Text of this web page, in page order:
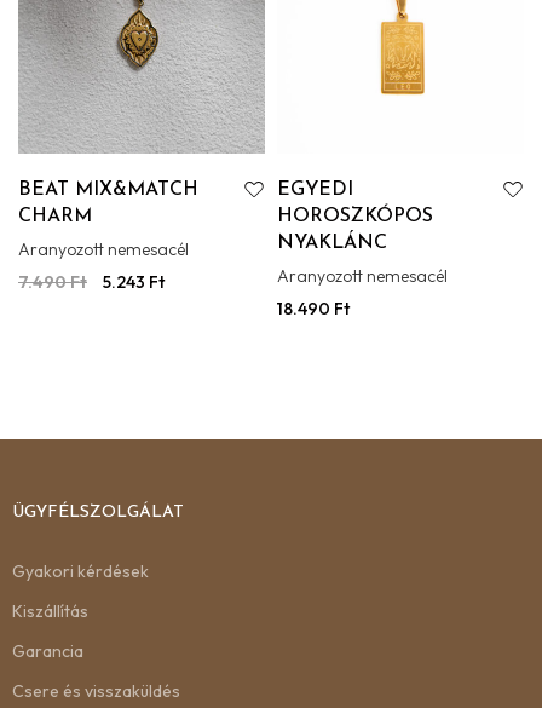
BEAT MIX&MATCH
CHARM
Aranyozott nemesacél
7.490Ft 5.243 Ft
EGYEDI
HOROSZKÓPOS
NYAKLÁNC
Aranyozott nemesacél
18.490 Ft
ÜGYFÉLSZOLGÁLAT
Gyakori kérdések
Kiszállítás
Garancia
Csere és visszaküldés